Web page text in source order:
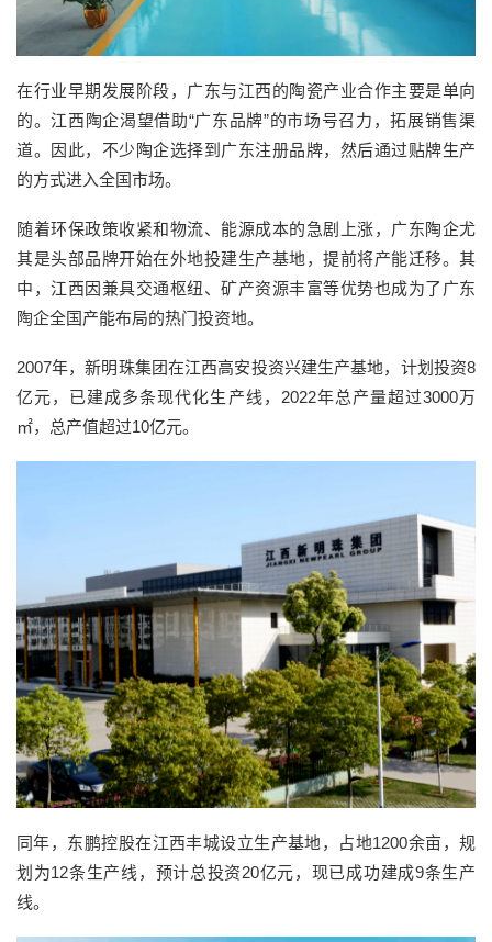
在行业早期发展阶段，广东与江西的陶瓷产业合作主要是单向
的。江西陶企渴望借助“广东品牌”的市场号召力，拓展销售渠
道。因此，不少陶企选择到广东注册品牌，然后通过贴牌生产
的方式进入全国市场。
随着环保政策收紧和物流、能源成本的急剧上涨，广东陶企尤
其是头部品牌开始在外地投建生产基地，提前将产能迁移。其
中，江西因兼具交通枢纽、矿产资源丰富等优势也成为了广东
陶企全国产能布局的热门投资地。
2007年，新明珠集团在江西高安投资兴建生产基地，计划投资8
亿元，已建成多条现代化生产线，2022年总产量超过3000万
㎡，总产值超过10亿元。
同年，东鹏控股在江西丰城设立生产基地，占地1200余亩，规
划为12条生产线，预计总投资20亿元，现已成功建成9条生产
线。